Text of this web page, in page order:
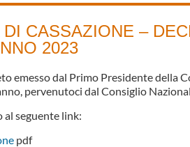
CASSAZIONE –
2023
emesso dal Primo Presidente della
pervenutoci dal Consiglio
seguente link:
pdf